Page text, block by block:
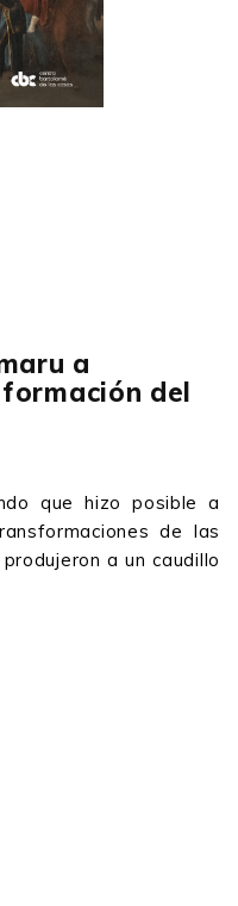
a
del
que hizo posible a
de las
a un caudillo